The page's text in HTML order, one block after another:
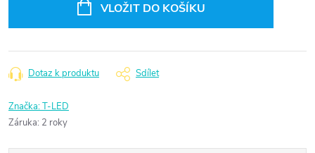
VLOŽIT DO KOŠÍKU
Dotaz k produktu Sdílet
Značka:T-LED
Záruka: 2 roky